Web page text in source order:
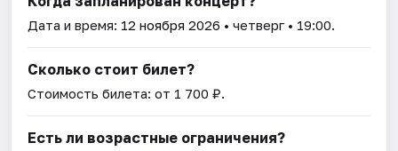
Дата и время: 12 ноября 2026 • четверг • 19:00.
Сколько стоит билет?
Стоимость билета: от 1 700 ₽.
Есть ли возрастные ограничения?